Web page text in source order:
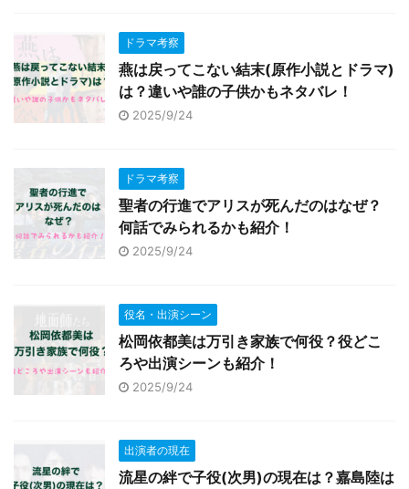
ドラマ考察
燕は戻ってこない結末(原作小説とドラマ)
は？違いや誰の子供かもネタバレ！
2025/9/24
ドラマ考察
聖者の行進でアリスが死んだのはなぜ？
何話でみられるかも紹介！
2025/9/24
役名・出演シーン
松岡依都美は万引き家族で何役？役どこ
ろや出演シーンも紹介！
2025/9/24
出演者の現在
流星の絆で子役(次男)の現在は？嘉島陸は